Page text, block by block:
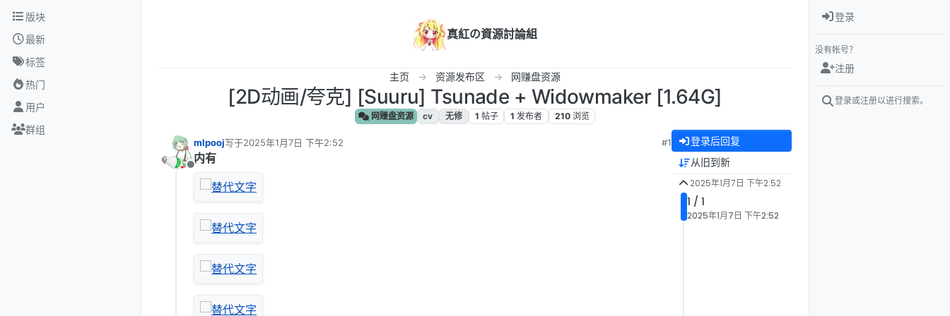
跳转至内容
版块
最新
标签
热门
用户
群组
真紅の資源討論組
主页 资源发布区 网赚盘资源
[2D动画/夸克] [Suuru] Tsunade + Widowmaker [1.64G]
网赚盘资源 cv 无修 1 帖子 1 发布者 210 浏览
离线
mlpooj写于2025年1月7日 下午2:52
最后由 编辑
#1
内有
登录后回复
从旧到新
2025年1月7日 下午2:52
1 / 1
2025年1月7日 下午2:52
登录
没有帐号？
注册
登录或注册以进行搜索。